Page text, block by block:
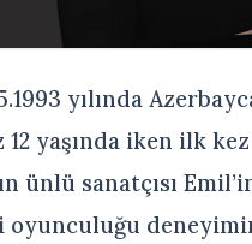
yılında
yaşında iken ilk
ünlü sanatçısı